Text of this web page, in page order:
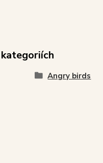
Angry birds